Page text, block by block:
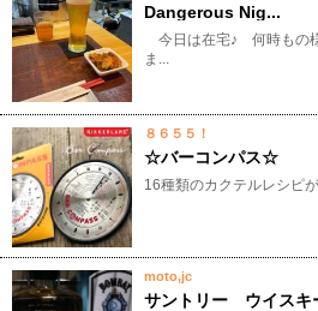
Dangerous Nig...
今日は在宅♪ 何時もの
ま...
８６５５！
☆バーコンパス☆
16種類のカクテルレシピ
moto,jc
サントリー ウイスキ